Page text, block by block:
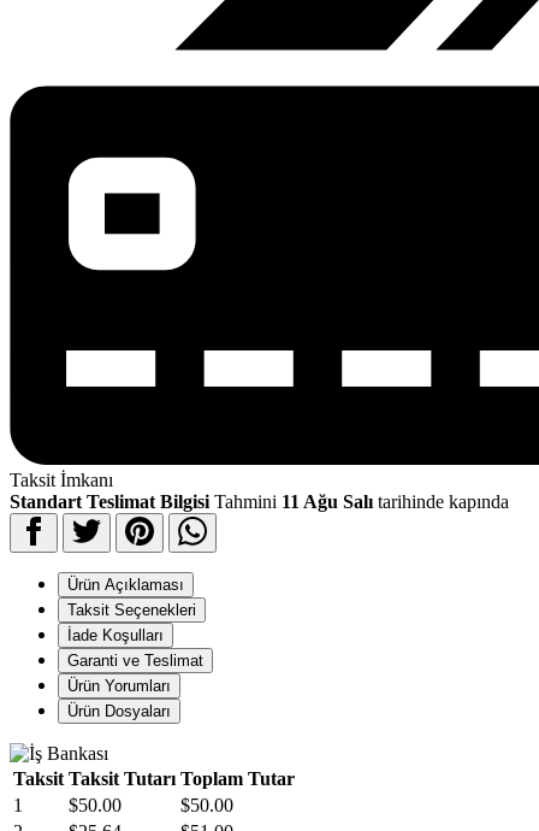
Taksit İmkanı
Standart Teslimat Bilgisi Tahmini 11 Ağu Salı tarihinde kapında
Ürün Açıklaması
Taksit Seçenekleri
İade Koşulları
Garanti ve Teslimat
Ürün Yorumları
Ürün Dosyaları
Taksit Taksit Tutarı Toplam Tutar
1
$50.00
$50.00